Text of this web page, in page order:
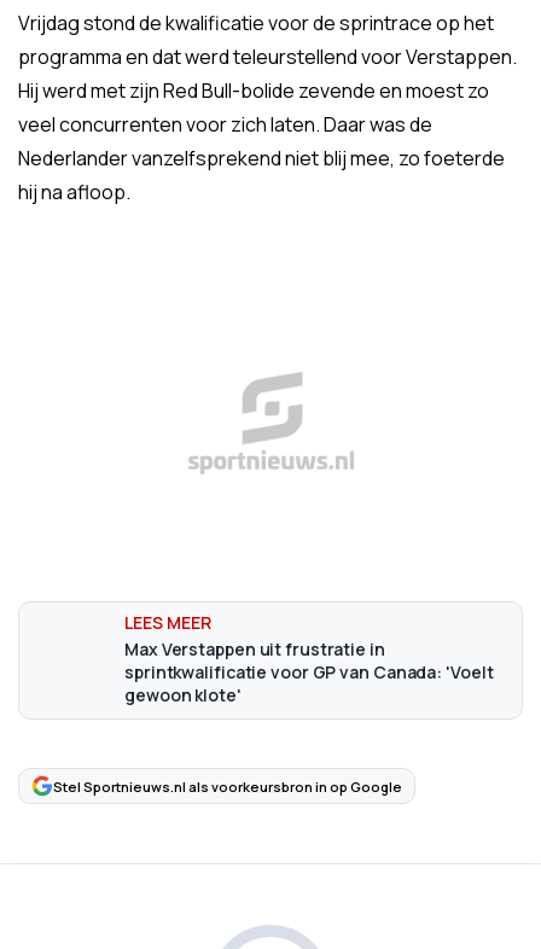
Vrijdag stond de kwalificatie voor de sprintrace op het
programma en dat werd teleurstellend voor Verstappen.
Hij werd met zijn Red Bull-bolide zevende en moest zo
veel concurrenten voor zich laten. Daar was de
Nederlander vanzelfsprekend niet blij mee, zo foeterde
hij na afloop.
Max Verstappen uit frustratie in
sprintkwalificatie voor GP van Canada: 'Voelt
gewoon klote'
Stel Sportnieuws.nl als voorkeursbron in op Google